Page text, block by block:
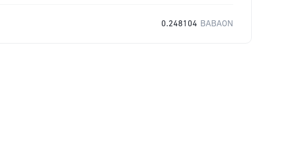
0.248104 BABAON